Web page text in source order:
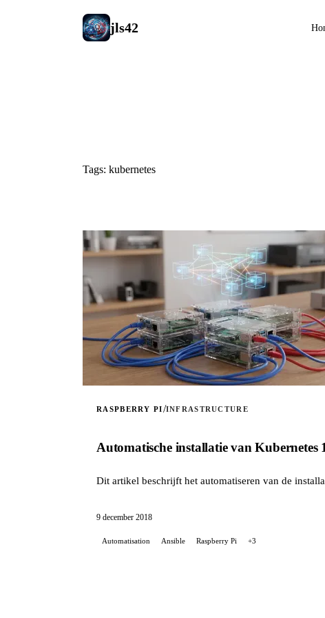
jls42
Tags: kubernetes
RASPBERRY PI/INFRASTRUCTURE
Automatische installatie van Kubernetes
Dit artikel beschrijft het automatiseren van de
9 december 2018
Automatisation Ansible Raspberry Pi +3